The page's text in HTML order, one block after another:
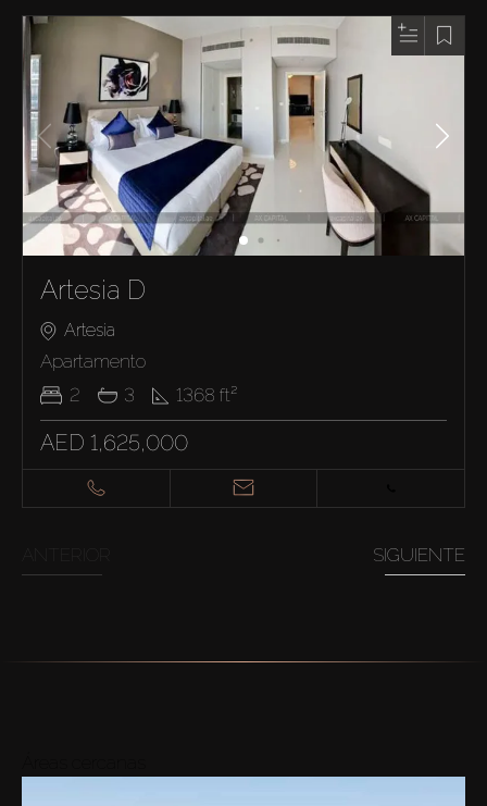
Artesia D
Artesia
Apartamento
2
3 1368 ft²
AED 1,625,000
SIGUIENTE